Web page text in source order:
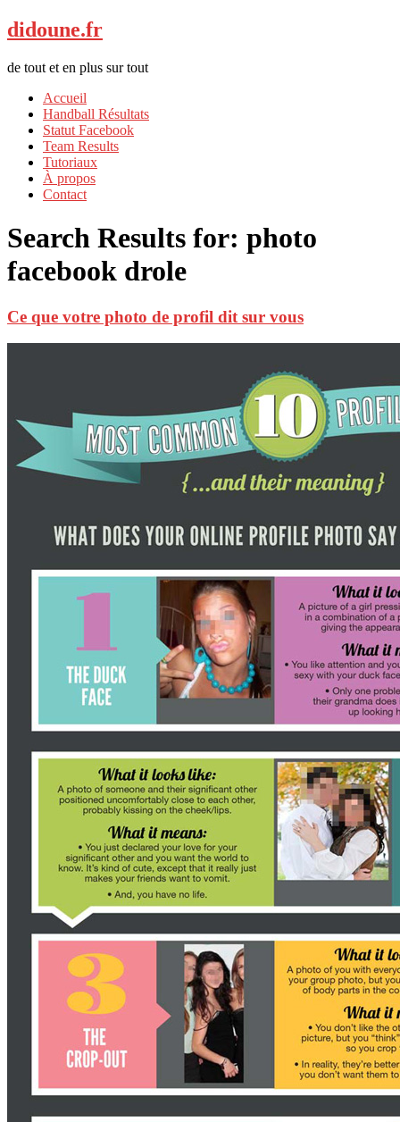
didoune.fr
de tout et en plus sur tout
Accueil
Handball Résultats
Statut Facebook
Team Results
Tutoriaux
À propos
Contact
Search Results for: photo
facebook drole
Ce que votre photo de profil dit sur vous